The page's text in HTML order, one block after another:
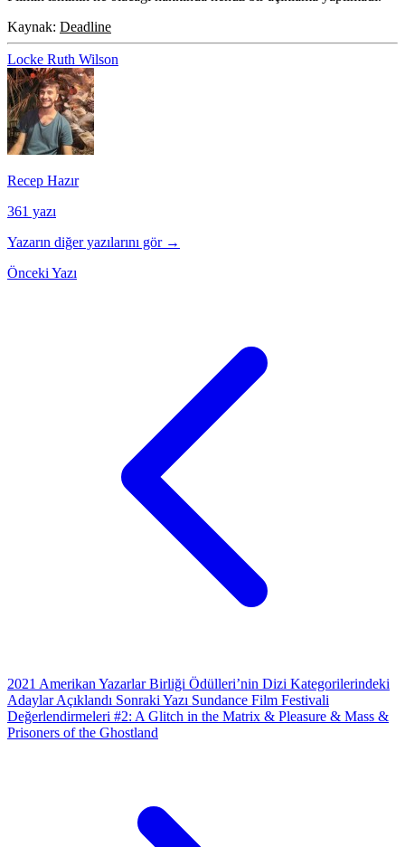
Kaynak: Deadline
Locke Ruth Wilson
Recep Hazır
361 yazı
Yazarın diğer yazılarını gör →
Önceki Yazı
2021 Amerikan Yazarlar Birliği Ödülleri’nin Dizi Kategorilerindeki
Adaylar Açıklandı Sonraki Yazı Sundance Film Festivali
Değerlendirmeleri #2: A Glitch in the Matrix & Pleasure & Mass &
Prisoners of the Ghostland